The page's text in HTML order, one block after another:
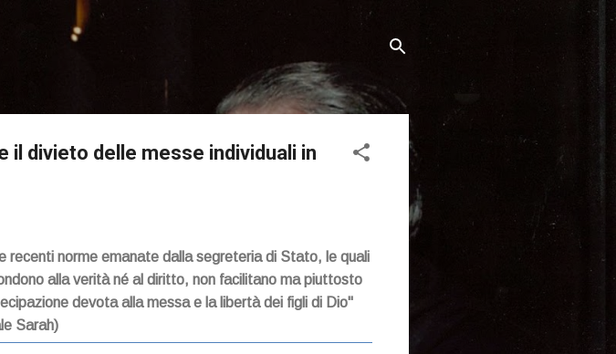
principali
il divieto delle messe individuali in
recenti norme emanate dalla segreteria di Stato, le quali
alla verità né al diritto, non facilitano ma piuttosto
devota alla messa e la libertà dei figli di Dio"
Sarah)